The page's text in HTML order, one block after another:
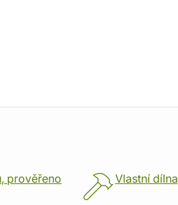
prověřeno
Vlastní dílna